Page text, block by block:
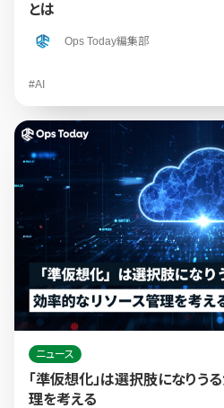
とは
Ops Today編集部
#AI
ニュース
「準仮想化」は選択肢になりう
理を考える